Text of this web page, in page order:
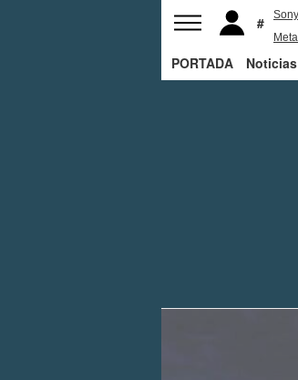
Sony
PORTADA Noticias